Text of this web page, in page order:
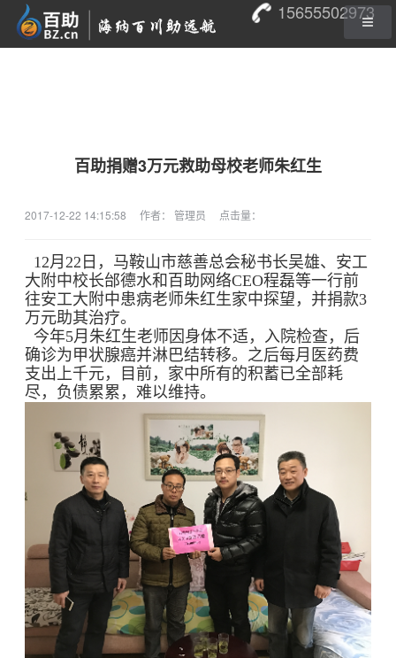
15655502973
百助捐赠3万元救助母校老师朱红生
2017-12-22 14:15:58 作者： 管理员 点击量：
12月22日，马鞍山市慈善总会秘书长吴雄、安工
大附中校长邰德水和百助网络CEO程磊等一行前
往安工大附中患病老师朱红生家中探望，并捐款3
万元助其治疗。
今年5月朱红生老师因身体不适，入院检查，后
确诊为甲状腺癌并淋巴结转移。之后每月医药费
支出上千元，目前，家中所有的积蓄已全部耗
尽，负债累累，难以维持。